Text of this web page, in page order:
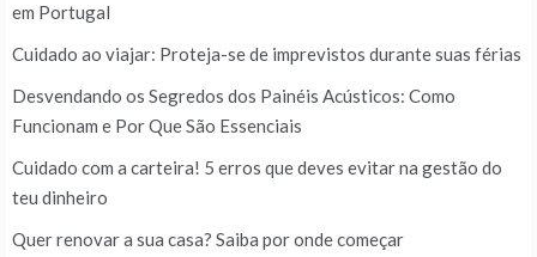
em Portugal
Cuidado ao viajar: Proteja-se de imprevistos durante suas férias
Desvendando os Segredos dos Painéis Acústicos: Como
Funcionam e Por Que São Essenciais
Cuidado com a carteira! 5 erros que deves evitar na gestão do
teu dinheiro
Quer renovar a sua casa? Saiba por onde começar